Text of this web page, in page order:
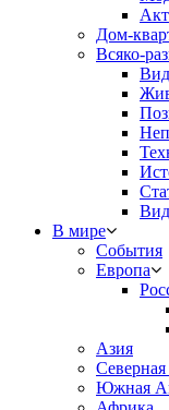
Дом-
Всяко-
В мире
События
Европа
Азия
Южная